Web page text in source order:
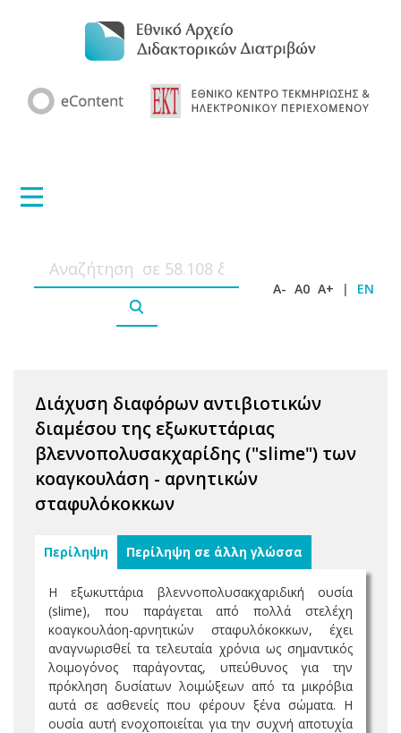
A- A0 A+ | EN
Διάχυση διαφόρων αντιβιοτικών
διαμέσου της εξωκυττάριας
βλεννοπολυσακχαρίδης ("slime") των
κοαγκουλάση - αρνητικών
σταφυλόκοκκων
Περίληψη Περίληψη σε άλλη γλώσσα
Η εξωκυττάρια βλεννοπολυσακχαριδική ουσία
(slime), που παράγεται από πολλά στελέχη
κοαγκουλάοη-αρνητικών σταφυλόκοκκων, έχει
αναγνωρισθεί τα τελευταία χρόνια ως σημαντικός
λοιμογόνος παράγοντας, υπεύθυνος για την
πρόκληση δυσίατων λοιμώξεων από τα μικρόβια
αυτά σε ασθενείς που φέρουν ξένα σώματα. Η
ουσία αυτή ενοχοποιείται για την συχνή αποτυχία